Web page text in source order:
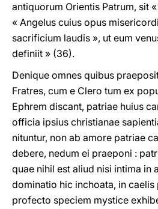
antiquorum Orientis Patrum, sit
« Angelus cuius opus
sacrificium laudis », ut eum
definiit » (36).
Denique omnes quibus
Fratres, cum e Clero tum ex
Ephrem discant, patriae huius
officia ipsius christianae
nituntur, non ab amore patriae
debere, nedum ei praeponi :
quae nihil est aliud nisi intima in
dominatio hic inchoata, in
profecto speciem mystice